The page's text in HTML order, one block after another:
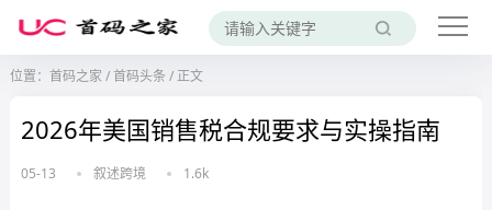
位置： 首码之家 /首码头条 /正文
2026年美国销售税合规要求与实操指南
05-13 叙述跨境 1.6k